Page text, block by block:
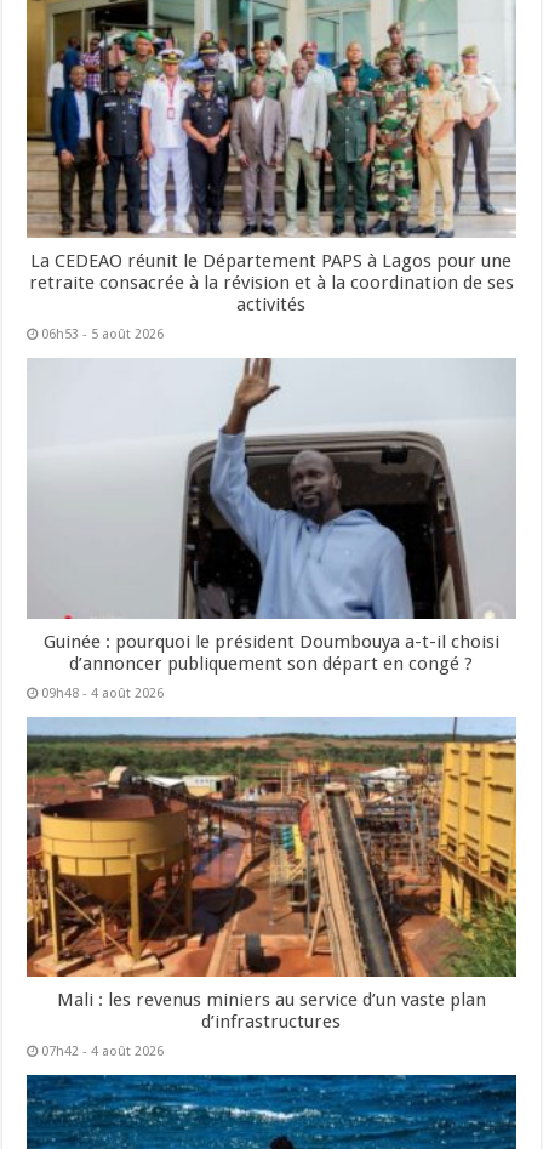
La CEDEAO réunit le Département PAPS à Lagos pour une
retraite consacrée à la révision et à la coordination de ses
activités
06h53 - 5 août 2026
Guinée : pourquoi le président Doumbouya a-t-il choisi
d’annoncer publiquement son départ en congé ?
09h48 - 4 août 2026
Mali : les revenus miniers au service d’un vaste plan
d’infrastructures
07h42 - 4 août 2026